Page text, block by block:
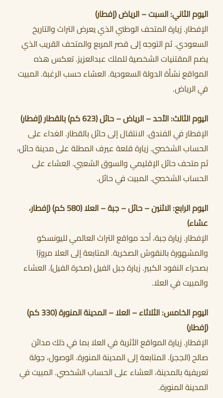
اليوم الثاني: السبت – الرياض (إفطار)
الإفطار. زيارة المتحف الوطني الذي يعرض التراث والتاريخ
السعودي. ثم التوجه إلى قصر المربع والمتحف القريب الذي
يضم المقتنيات الشخصية للملك عبدالعزيز. تعكس هذه
المواقع نشأة الدولة السعودية. العشاء حسب الرغبة. المبيت
في الرياض.
اليوم الثالث: الأحد – الرياض – حائل (623 كم) بالقطار (إفطار)
الإفطار في الفندق. الانتقال إلى حائل بالقطار. الغداء على
الحساب الشخصي. زيارة قلعة عيرف المطلة على مدينة حائل،
ثم متحف حائل الإقليمي والسوق الشعبي. العشاء على
الحساب الشخصي. المبيت في حائل.
اليوم الرابع: الاثنين – حائل – جبة – العلا (580 كم) (إفطار،
عشاء)
الإفطار. زيارة جبة، أحد مواقع التراث العالمي لليونسكو
والمشهورة بالنقوش الصخرية. المتابعة إلى العلا مرورًا
بصحراء النفود الكبير. زيارة جبل الفيل (صخرة الفيل). العشاء
والمبيت في العلا.
اليوم الخامس: الثلاثاء – العلا – المدينة المنورة (330 كم)
(إفطار)
الإفطار. زيارة المواقع الأثرية في العلا بما في ذلك مدائن
صالح (الحِجر). المتابعة إلى المدينة المنورة. الوصول، جولة
تعريفية بالمدينة، العشاء على الحساب الشخصي. المبيت في
المدينة المنورة.